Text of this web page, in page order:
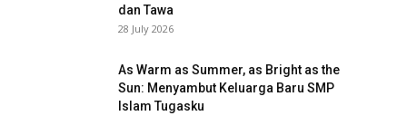
dan Tawa
28 July 2026
As Warm as Summer, as Bright as the
Sun: Menyambut Keluarga Baru SMP
Islam Tugasku